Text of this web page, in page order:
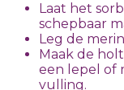
Laat het
schepbaar
Leg de
Maak de
een lepel of
vulling.